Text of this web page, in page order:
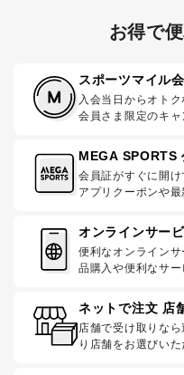
お得で
スポーツマイル
入会当日からオト
会員さま限定のキャ
MEGA SPORTS
会員証がすぐに開け
アプリクーポンや最
オンラインサー
便利なオンライン
品購入や便利なサー
ネットで注文 店
店舗で受け取りな
り店舗をお選びいた